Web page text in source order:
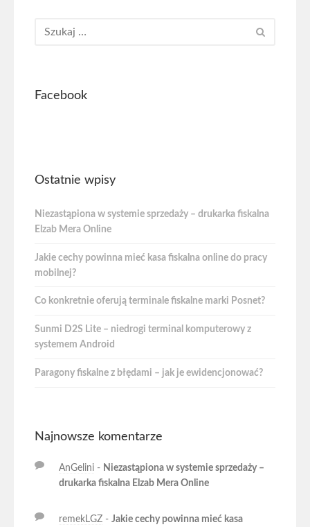
Facebook
Ostatnie wpisy
Niezastąpiona w systemie sprzedaży – drukarka fiskalna
Elzab Mera Online
Jakie cechy powinna mieć kasa fiskalna online do pracy
mobilnej?
Co konkretnie oferują terminale fiskalne marki Posnet?
Sunmi D2S Lite – niedrogi terminal komputerowy z
systemem Android
Paragony fiskalne z błędami – jak je ewidencjonować?
Najnowsze komentarze
AnGelini - Niezastąpiona w systemie sprzedaży –
drukarka fiskalna Elzab Mera Online
remekLGZ - Jakie cechy powinna mieć kasa